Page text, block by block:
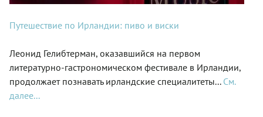
Путешествие по Ирландии: пиво и виски
Леонид Гелибтерман, оказавшийся на первом
литературно-гастрономическом фестивале в Ирландии,
продолжает познавать ирландские специалитеты... См.
далее...